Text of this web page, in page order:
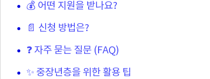
💰 어떤 지원을 받나요?
📄 신청 방법은?
❓ 자주 묻는 질문 (FAQ)
✨ 중장년층을 위한 활용 팁